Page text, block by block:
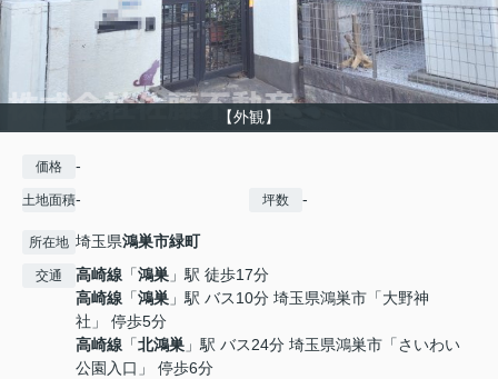
【外観】
価格 -
土地面積- 坪数 -
所在地 埼玉県鴻巣市緑町
交通 高崎線 「鴻巣 」駅 徒歩17分
高崎線 「鴻巣 」駅 バス10分 埼玉県鴻巣市「大野神
社」 停歩5分
高崎線 「北鴻巣 」駅 バス24分 埼玉県鴻巣市「さいわい
公園入口」 停歩6分